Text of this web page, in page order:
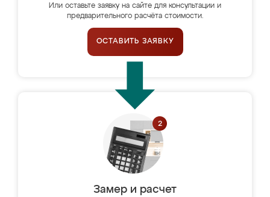
Или оставьте заявку на сайте для консультации и
предварительного расчёта стоимости.
ОСТАВИТЬ ЗАЯВКУ
Замер и расчет